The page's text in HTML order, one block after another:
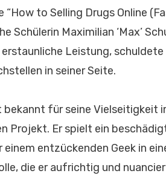
“How to Selling Drugs Online
Schülerin Maximilian ‘Max’
erstaunliche Leistung,
in seiner Seite.
bekannt für seine Vielseitigkeit
Projekt. Er spielt ein
einem entzückenden Geek in
die er aufrichtig und